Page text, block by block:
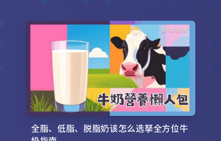
全脂、低脂、脱脂奶该怎么选拏全方位牛